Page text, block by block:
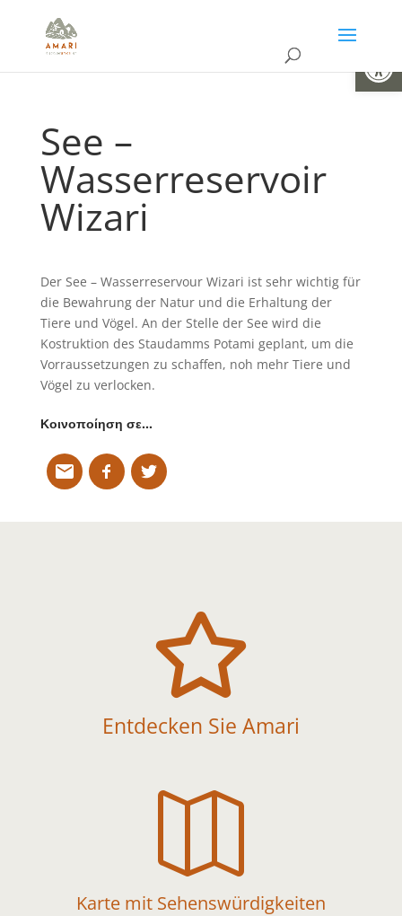
See –
Wasserreservoir
Wizari
Der See – Wasserreservour Wizari ist sehr wichtig für
die Bewahrung der Natur und die Erhaltung der
Tiere und Vögel. An der Stelle der See wird die
Kostruktion des Staudamms Potami geplant, um die
Vorraussetzungen zu schaffen, noh mehr Tiere und
Vögel zu verlocken.
Κοινοποίηση σε…

Entdecken Sie Amari

Karte mit Sehenswürdigkeiten